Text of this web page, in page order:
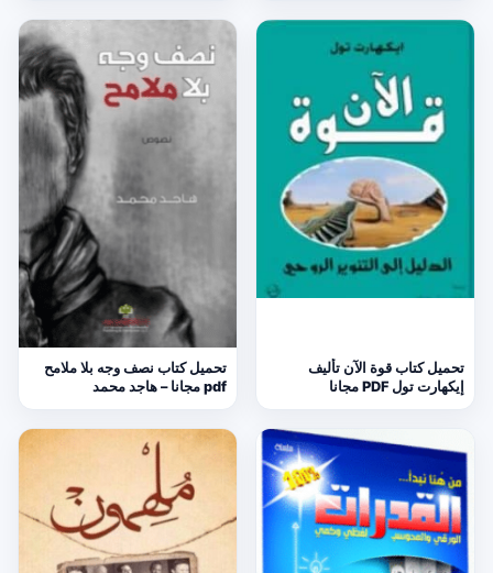
تحميل كتاب قوة الآن تأليف
إيكهارت تول PDF مجانا
تحميل كتاب نصف وجه بلا ملامح
pdf مجانا – هاجد محمد